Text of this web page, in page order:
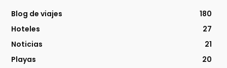
Blog de viajes
180
Hoteles
27
Noticias
21
Playas
20